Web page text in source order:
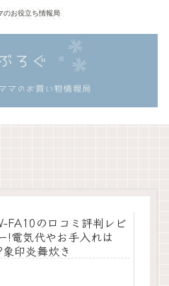
のお役立ち情報局
FA10の口コミ評判レビ
!電気代やお手入れは
印炎舞炊き